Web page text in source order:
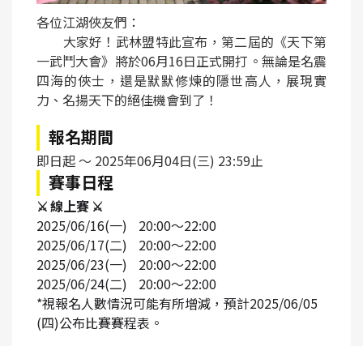
各位江湖俠友們：
大家好！武林盟特此宣布，第二屆的《天下第
一武鬥大會》將於06月16日正式開打。無論是名震
四海的俠士，還是默默修煉的隱世高人，展現實
力、名揚天下的絕佳機會到了！
報名期間
即日起 ～ 2025年06月04日(三) 23:59止
賽事日程
⚔️線上賽 ⚔️
2025/06/16(一) 20:00～22:00
2025/06/17(二) 20:00～22:00
2025/06/23(一) 20:00～22:00
2025/06/24(二) 20:00～22:00
*視報名人數情況可能有所增減，預計2025/06/05
(四)公布比賽賽程表。